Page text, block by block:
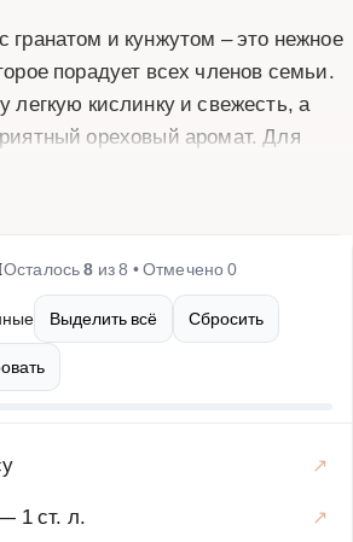
гранатом и кунжутом – это нежное
порадует всех членов семьи.
легкую кислинку и свежесть, а
ореховый аромат. Для
кунжут, специи и немного
затем маринуются в смеси специй и
этого отбивные обжариваются
корочки и посыпаются
их можно с овощным гарниром или
блюдо не только вкусное, но и
приготовить эти отбивные,
Осталось8 из8 • Отмечено0
Выделить всё Сбросить
1 ст. л.